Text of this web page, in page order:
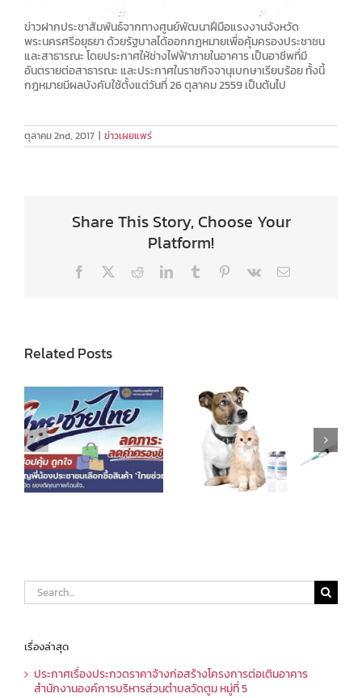
ข่าวฝากประชาสัมพันธ์จากทางศูนย์พัฒนาฝีมือแรงงานจังหวัด
พระนครศรีอยุธยา ด้วยรัฐบาลได้ออกกฎหมายเพื่อคุ้มครองประชาชน
และสาธารณะ โดยประกาศให้ช่างไฟฟ้าภายในอาคาร เป็นอาชีพที่มี
อันตรายต่อสาธารณะ และประกาศในราชกิจจานุเบกษาเรียบร้อย ทั้งนี้
กฎหมายมีผลบังคับใช้ตั้งแต่วันที่ 26 ตุลาคม 2559 เป็นต้นไป
ตุลาคม 2nd, 2017 ข่าวเผยแพร่
Share This Story, Choose Your
Platform!
Facebook RedditLinkedInTumblr Pinterest
Vk Email
Related Posts
Search
for:
เรื่องล่าสุด
ประกาศเรื่องประกวดราคาจ้างก่อสร้างโครงการต่อเติมอาคาร
สำนักงานองค์การบริหารส่วนตำบลวัดตูม หมู่ที่ 5